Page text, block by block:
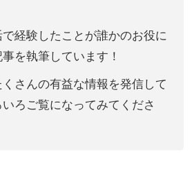
経験したことが誰かのお役に
を執筆しています！
さんの有益な情報を発信して
ろご覧になってみてくださ